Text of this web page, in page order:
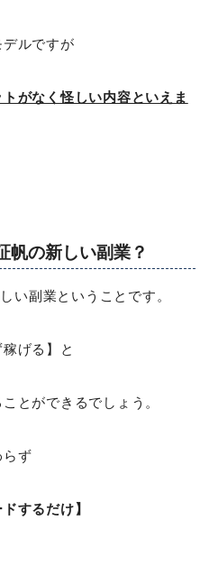
ルですが
がなく怪しい内容といえま
帆の新しい副業？
い副業ということです。
げる】と
とができるでしょう。
らず
するだけ】